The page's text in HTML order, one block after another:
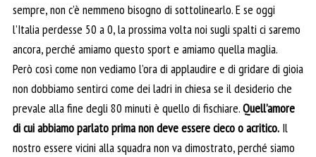
sempre, non c’è nemmeno bisogno di sottolinearlo. E se oggi
l’Italia perdesse 50 a 0, la prossima volta noi sugli spalti ci saremo
ancora, perché amiamo questo sport e amiamo quella maglia.
Però così come non vediamo l’ora di applaudire e di gridare di gioia
non dobbiamo sentirci come dei ladri in chiesa se il desiderio che
prevale alla fine degli 80 minuti è quello di fischiare.Quell’amore
di cui abbiamo parlato prima non deve essere cieco o acritico. Il
nostro essere vicini alla squadra non va dimostrato, perché siamo